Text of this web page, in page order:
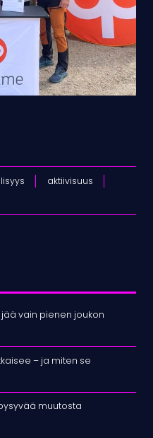
aktiivisuus
vain pienen joukon
– ja miten se
muutosta